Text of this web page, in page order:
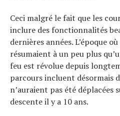
Ceci malgré le fait que les
inclure des fonctionnalités
dernières années. L’époque
résumaient à un peu plus
feu est révolue depuis
parcours incluent désormais
n’auraient pas été déplacées
descente il y a 10 ans.
Actualités